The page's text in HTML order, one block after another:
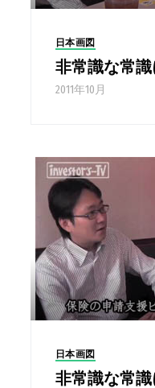
日本画図
非常識な常
2011年10月
日本画図
非常識な常